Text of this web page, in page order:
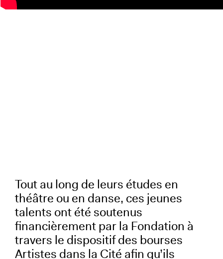
Tout au long de leurs études en
théâtre ou en danse, ces jeunes
talents ont été soutenus
financièrement par la Fondation à
travers le dispositif des bourses
Artistes dans la Cité afin qu’ils